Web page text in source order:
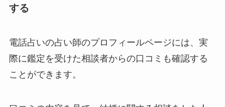
する
電話占いの占い師のプロフィールページには、実
際に鑑定を受けた相談者からの口コミも確認する
ことができます。